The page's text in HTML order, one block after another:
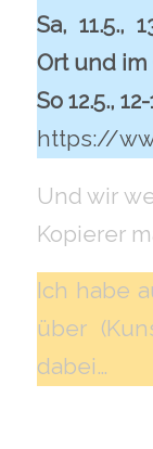
Sa, 11.5.,
Ort und
So 12.5.,
https://
Und wir
Kopierer
Ich habe
über
dabei…